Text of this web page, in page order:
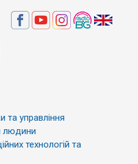
та управління
людини
технологій та